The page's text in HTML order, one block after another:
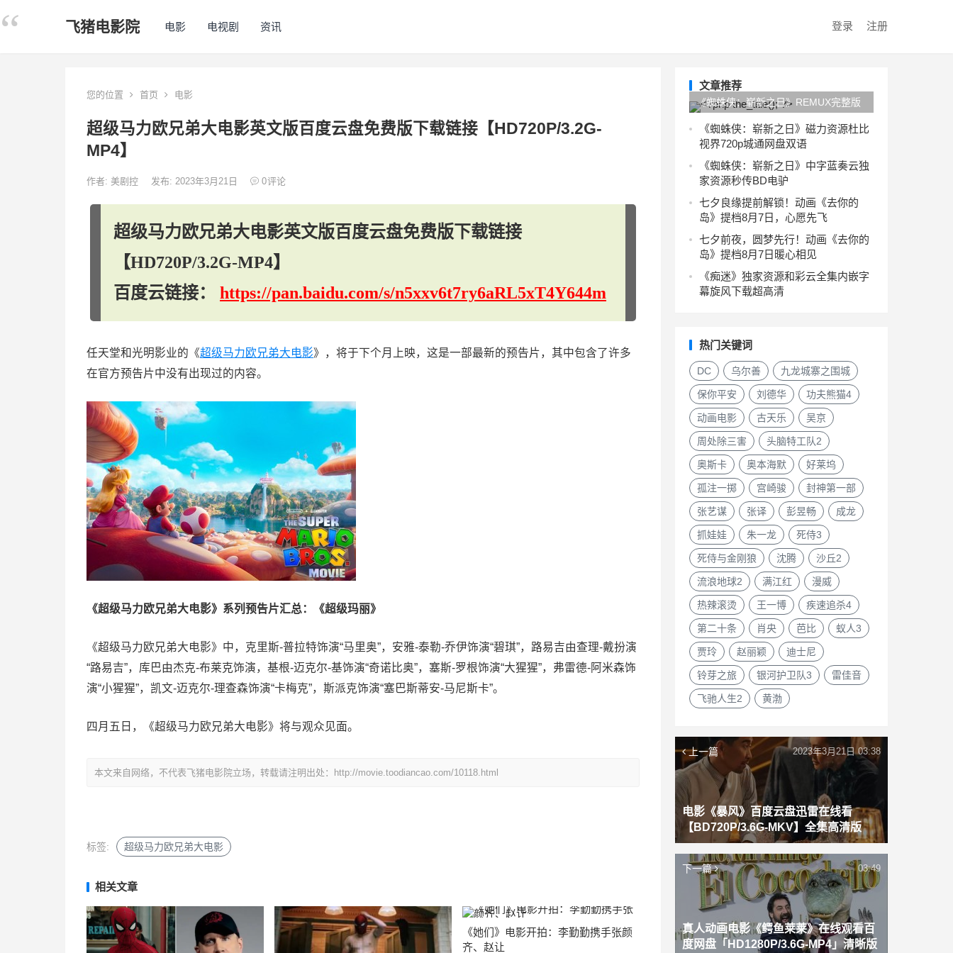
飞猪电影院 电影 电视剧 资讯 登录 注册
您的位置 首页 电影
超级马力欧兄弟大电影英文版百度云盘免费版下载链接【HD720P/3.2G-
MP4】
作者: 美剧控 发布: 2023年3月21日 0评论
超级马力欧兄弟大电影英文版百度云盘免费版下载链接
【HD720P/3.2G-MP4】
百度云链接： https://pan.baidu.com/s/n5xxv6t7ry6aRL5xT4Y644m
任天堂和光明影业的《超级马力欧兄弟大电影》，将于下个月上映，这是一部最新的预告片，其中包含了许多
在官方预告片中没有出现过的内容。
《超级马力欧兄弟大电影》系列预告片汇总：《超级玛丽》
《超级马力欧兄弟大电影》中，克里斯-普拉特饰演“马里奥”，安雅-泰勒-乔伊饰演“碧琪”，路易吉由查理-戴扮演
“路易吉”，库巴由杰克-布莱克饰演，基根-迈克尔-基饰演“奇诺比奥”，塞斯-罗根饰演“大猩猩”，弗雷德-阿米森饰
演“小猩猩”，凯文-迈克尔-理查森饰演“卡梅克”，斯派克饰演“塞巴斯蒂安-马尼斯卡”。
四月五日，《超级马力欧兄弟大电影》将与观众见面。
本文来自网络，不代表飞猪电影院立场，转载请注明出处：http://movie.toodiancao.com/10118.html
标签: 超级马力欧兄弟大电影
相关文章
《她们》电影开拍：李勤勤携手张颜
齐、赵让
文章推荐
《蜘蛛侠：崭新之日》REMUX完整版
旋风下载在线观看4KUC网盘
《蜘蛛侠：崭新之日》磁力资源杜比
视界720p城通网盘双语
《蜘蛛侠：崭新之日》中字蓝奏云独
家资源秒传BD电驴
七夕良缘提前解锁！动画《去你的
岛》提档8月7日，心愿先飞
七夕前夜，圆梦先行！动画《去你的
岛》提档8月7日暖心相见
《痴迷》独家资源和彩云全集内嵌字
幕旋风下载超高清
热门关键词
DC 乌尔善 九龙城寨之围城
保你平安 刘德华 功夫熊猫4
动画电影 古天乐 吴京
周处除三害 头脑特工队2
奥斯卡 奥本海默 好莱坞
孤注一掷 宫崎骏 封神第一部
张艺谋 张译 彭昱畅 成龙
抓娃娃 朱一龙 死侍3
死侍与金刚狼 沈腾 沙丘2
流浪地球2 满江红 漫威
热辣滚烫 王一博 疾速追杀4
第二十条 肖央 芭比 蚁人3
贾玲 赵丽颖 迪士尼
铃芽之旅 银河护卫队3 雷佳音
飞驰人生2 黄渤
上一篇
电影《暴风》百度云盘迅雷在线看
【BD720P/3.6G-MKV】全集高清版
2023年3月21日 03:38
下一篇
真人动画电影《鳄鱼莱莱》在线观看百
度网盘「HD1280P/3.6G-MP4」清晰版
03:49